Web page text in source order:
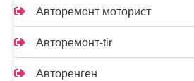
Авторемонт моторист
Авторемонт-tir
Авторенген